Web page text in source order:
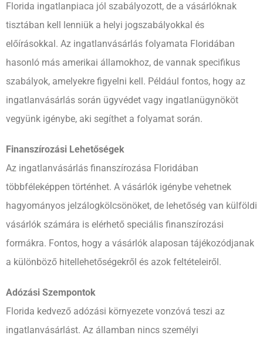
Florida ingatlanpiaca jól szabályozott, de a vásárlóknak
tisztában kell lenniük a helyi jogszabályokkal és
előírásokkal. Az ingatlanvásárlás folyamata Floridában
hasonló más amerikai államokhoz, de vannak specifikus
szabályok, amelyekre figyelni kell. Például fontos, hogy az
ingatlanvásárlás során ügyvédet vagy ingatlanügynököt
vegyünk igénybe, aki segíthet a folyamat során.
Finanszírozási Lehetőségek
Az ingatlanvásárlás finanszírozása Floridában
többféleképpen történhet. A vásárlók igénybe vehetnek
hagyományos jelzálogkölcsönöket, de lehetőség van külföldi
vásárlók számára is elérhető speciális finanszírozási
formákra. Fontos, hogy a vásárlók alaposan tájékozódjanak
a különböző hitellehetőségekről és azok feltételeiről.
Adózási Szempontok
Florida kedvező adózási környezete vonzóvá teszi az
ingatlanvásárlást. Az államban nincs személyi